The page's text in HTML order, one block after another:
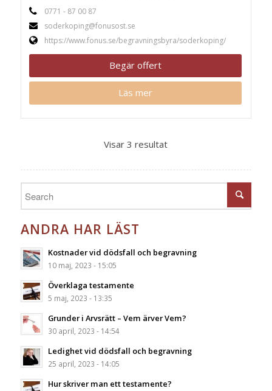
0771 - 87 00 87
soderkoping@fonusost.se
https://www.fonus.se/begravningsbyra/soderkoping/
Begär offert
Läs mer
Visar 3 resultat
ANDRA HAR LÄST
Kostnader vid dödsfall och begravning
10 maj, 2023 - 15:05
Överklaga testamente
5 maj, 2023 - 13:35
Grunder i Arvsrätt – Vem ärver Vem?
30 april, 2023 - 14:54
Ledighet vid dödsfall och begravning
25 april, 2023 - 14:05
Hur skriver man ett testamente?